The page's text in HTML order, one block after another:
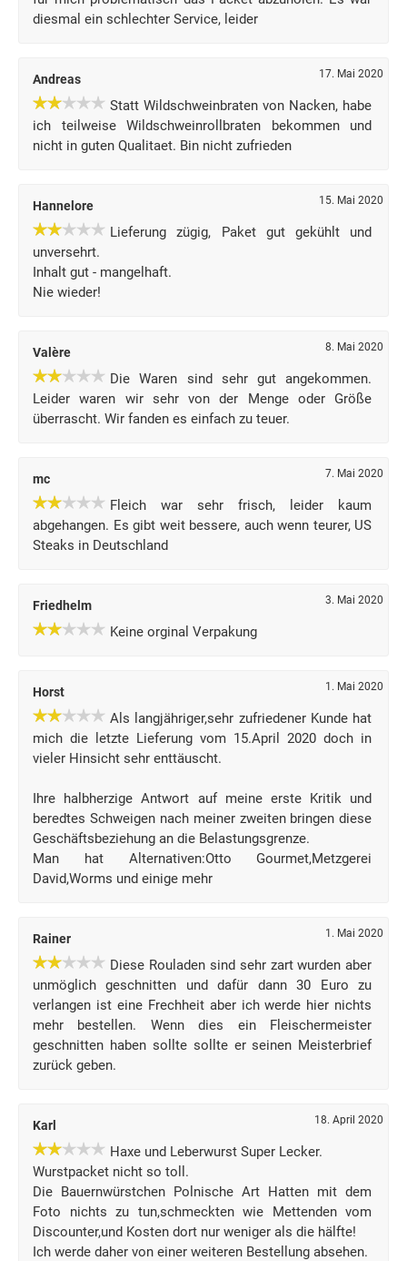
diesmal ein schlechter Service, leider
Andreas 17. Mai 2020
Statt Wildschweinbraten von Nacken, habe
ich teilweise Wildschweinrollbraten bekommen und
nicht in guten Qualitaet. Bin nicht zufrieden
Hannelore 15. Mai 2020
Lieferung zügig, Paket gut gekühlt und
unversehrt.
Inhalt gut - mangelhaft.
Nie wieder!
Valère 8. Mai 2020
Die Waren sind sehr gut angekommen.
Leider waren wir sehr von der Menge oder Größe
überrascht. Wir fanden es einfach zu teuer.
mc 7. Mai 2020
Fleich war sehr frisch, leider kaum
abgehangen. Es gibt weit bessere, auch wenn teurer, US
Steaks in Deutschland
Friedhelm 3. Mai 2020
Keine orginal Verpakung
Horst 1. Mai 2020
Als langjähriger,sehr zufriedener Kunde hat
mich die letzte Lieferung vom 15.April 2020 doch in
vieler Hinsicht sehr enttäuscht.
Ihre halbherzige Antwort auf meine erste Kritik und
beredtes Schweigen nach meiner zweiten bringen diese
Geschäftsbeziehung an die Belastungsgrenze.
Man hat Alternativen:Otto Gourmet,Metzgerei
David,Worms und einige mehr
Rainer 1. Mai 2020
Diese Rouladen sind sehr zart wurden aber
unmöglich geschnitten und dafür dann 30 Euro zu
verlangen ist eine Frechheit aber ich werde hier nichts
mehr bestellen. Wenn dies ein Fleischermeister
geschnitten haben sollte sollte er seinen Meisterbrief
zurück geben.
Karl 18. April 2020
Haxe und Leberwurst Super Lecker.
Wurstpacket nicht so toll.
Die Bauernwürstchen Polnische Art Hatten mit dem
Foto nichts zu tun,schmeckten wie Mettenden vom
Discounter,und Kosten dort nur weniger als die hälfte!
Ich werde daher von einer weiteren Bestellung absehen.